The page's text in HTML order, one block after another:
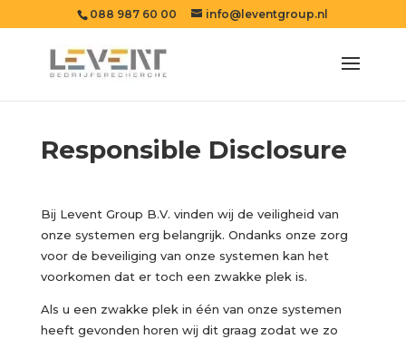
088 987 60 00 info@leventgroup.nl
Responsible Disclosure
Bij Levent Group B.V. vinden wij de veiligheid van
onze systemen erg belangrijk. Ondanks onze zorg
voor de beveiliging van onze systemen kan het
voorkomen dat er toch een zwakke plek is.
Als u een zwakke plek in één van onze systemen
heeft gevonden horen wij dit graag zodat we zo